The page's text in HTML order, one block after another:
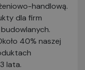
handlową.
dla firm
40% naszej
lata.